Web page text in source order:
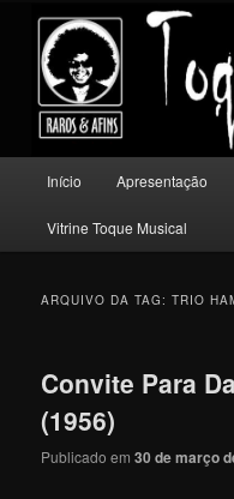
conteúdo
principal
conteúdo
secundário
Toque
Um lugar para quem escuta
principal
Início Apresentação
Vitrine Toque Musical
ARQUIVO DA TAG:TRIO
Convite Para
(1956)
Publicado em30 de março